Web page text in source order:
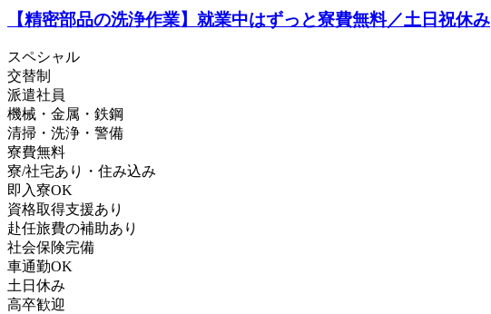
【精密部品の洗浄作業】就業中はずっと寮費無料／土日祝休み
スペシャル
交替制
派遣社員
機械・金属・鉄鋼
清掃・洗浄・警備
寮費無料
寮/社宅あり・住み込み
即入寮OK
資格取得支援あり
赴任旅費の補助あり
社会保険完備
車通勤OK
土日休み
高卒歓迎